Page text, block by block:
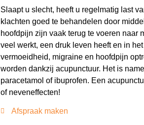
Slaapt u slecht, heeft u regelmatig last
klachten goed te behandelen door
hoofdpijn zijn vaak terug te voeren naar
veel werkt, een druk leven heeft en in
vermoeidheid, migraine en hoofdpijn
worden dankzij acupunctuur. Het is
paracetamol of ibuprofen. Een
of neveneffecten!
Afspraak maken